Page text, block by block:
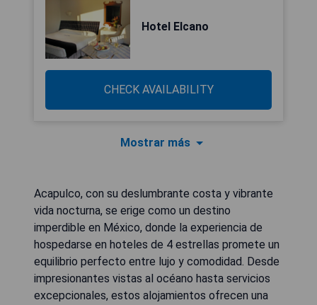
Hotel Elcano
CHECK AVAILABILITY
Mostrar más
Acapulco, con su deslumbrante costa y vibrante
vida nocturna, se erige como un destino
imperdible en México, donde la experiencia de
hospedarse en hoteles de 4 estrellas promete un
equilibrio perfecto entre lujo y comodidad. Desde
impresionantes vistas al océano hasta servicios
excepcionales, estos alojamientos ofrecen una